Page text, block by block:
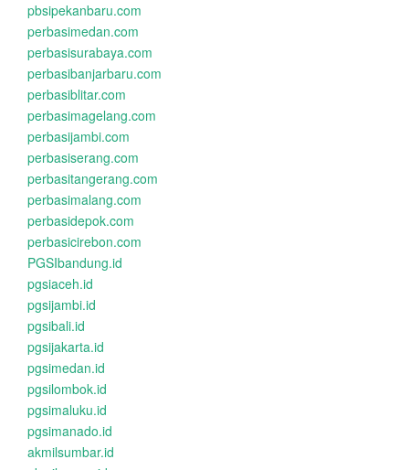
pbsipekanbaru.com
perbasimedan.com
perbasisurabaya.com
perbasibanjarbaru.com
perbasiblitar.com
perbasimagelang.com
perbasijambi.com
perbasiserang.com
perbasitangerang.com
perbasimalang.com
perbasidepok.com
perbasicirebon.com
PGSIbandung.id
pgsiaceh.id
pgsijambi.id
pgsibali.id
pgsijakarta.id
pgsimedan.id
pgsilombok.id
pgsimaluku.id
pgsimanado.id
akmilsumbar.id